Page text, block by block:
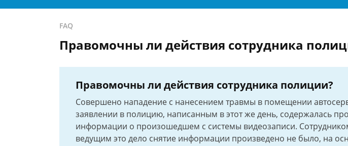
FAQ
Правомочны ли действия сотрудника
Правомочны ли действия сотрудника полиции?
Совершено нападение с нанесением травмы в помещении
заявлении в полицию, написанным в этот же день, содержалась
информации о произошедшем с системы видеозаписи.
ведущим это дело снятие информации произведено не было, на